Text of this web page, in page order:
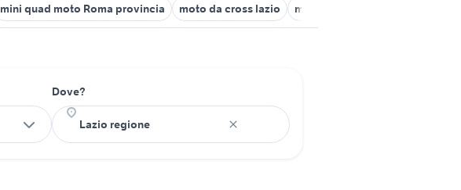
mini quad moto Roma provincia moto da cross lazio moto cross 250 in lazio
Dove?